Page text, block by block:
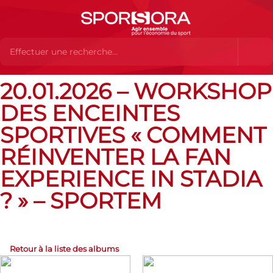
Albums Flickr
20.01.2026 – Workshop des enceintes sportives
« Comment réinventer la fan experience in stadia ? » – SPORTEM
20.01.2026 – WORKSHOP
DES ENCEINTES
SPORTIVES « COMMENT
RÉINVENTER LA FAN
EXPERIENCE IN STADIA
? » – SPORTEM
Retour à la liste des albums